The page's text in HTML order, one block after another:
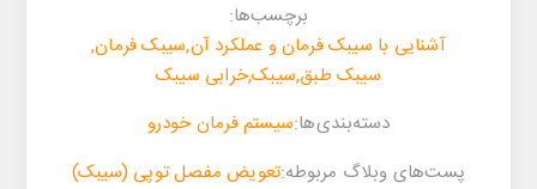
برچسب‌ها:
آشنایی با سیبک فرمان و عملکرد آن,سیبک فرمان,
سیبک طبق,سیبک,خرابی سیبک
‌‌دسته‌بندی‌‌ها:سیستم فرمان خودرو
پست‌های وبلاگ مربوطه:تعویض مفصل توپی (سیبک)